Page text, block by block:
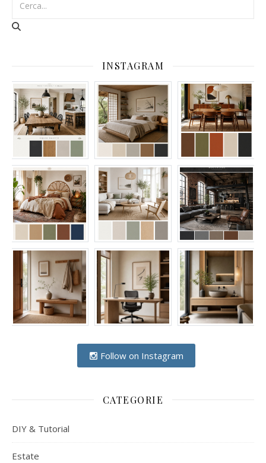
INSTAGRAM
Follow on Instagram
CATEGORIE
DIY & Tutorial
Estate